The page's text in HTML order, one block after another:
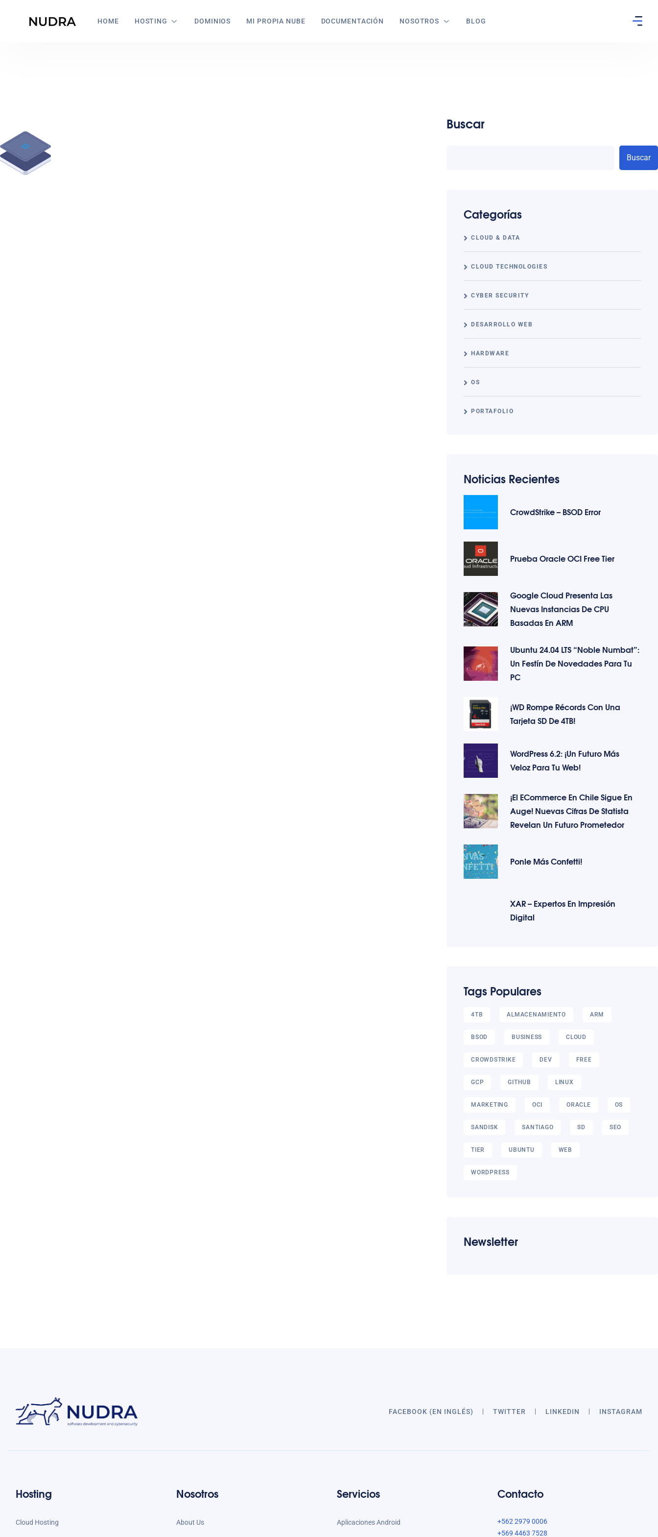
HOME HOSTING DOMINIOS MI PROPIA NUBE DOCUMENTACIÓN NOSOTROS BLOG
Buscar
Buscar
Categorías
CLOUD & DATA
CLOUD TECHNOLOGIES
CYBER SECURITY
DESARROLLO WEB
HARDWARE
OS
PORTAFOLIO
Noticias Recientes
CrowdStrike – BSOD Error
Prueba Oracle OCI Free Tier
Google Cloud Presenta Las
Nuevas Instancias De CPU
Basadas En ARM
Ubuntu 24.04 LTS “Noble Numbat”:
Un Festín De Novedades Para Tu
PC
¡WD Rompe Récords Con Una
Tarjeta SD De 4TB!
WordPress 6.2: ¡Un Futuro Más
Veloz Para Tu Web!
¡El ECommerce En Chile Sigue En
Auge! Nuevas Cifras De Statista
Revelan Un Futuro Prometedor
Ponle Más Confetti!
XAR – Expertos En Impresión
Digital
Tags Populares
4TB ALMACENAMIENTO ARM
BSOD BUSINESS CLOUD
CROWDSTRIKE DEV FREE
GCP GITHUB LINUX
MARKETING OCI ORACLE OS
SANDISK SANTIAGO SD SEO
TIER UBUNTU WEB
WORDPRESS
Newsletter
FACEBOOK (EN INGLÉS) TWITTER LINKEDIN INSTAGRAM
Hosting
Cloud Hosting
Nosotros
About Us
Servicios
Aplicaciones Android
Contacto
+562 2979 0006
+569 4463 7528